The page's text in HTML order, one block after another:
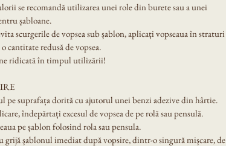
se recomandă utilizarea unei role din burete sau a unei
șabloane.
scurgerile de vopsea sub șablon, aplicați vopseaua în straturi
cantitate redusă de vopsea.
ridicată în timpul utilizării!
pe suprafața dorită cu ajutorul unei benzi adezive din hârtie.
îndepărtați excesul de vopsea de pe rolă sau pensulă.
pe șablon folosind rola sau pensula.
grijă șablonul imediat după vopsire, dintr-o singură mișcare, de